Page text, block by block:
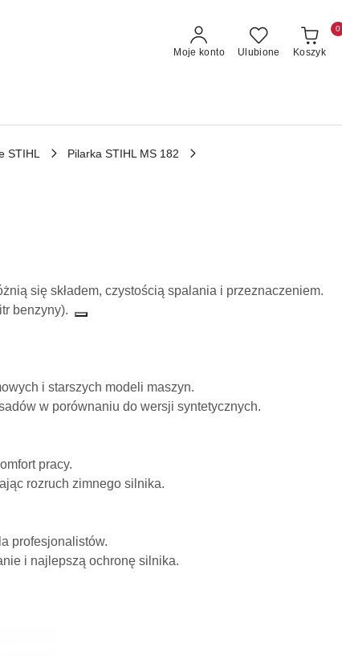
Moje konto Ulubione Koszyk
0
STIHL
Pilarka STIHL MS 182
się składem, czystością spalania i przeznaczeniem.
benzyny).
i starszych modeli maszyn.
w porównaniu do wersji syntetycznych.
pracy.
rozruch zimnego silnika.
profesjonalistów.
i najlepszą ochronę silnika.